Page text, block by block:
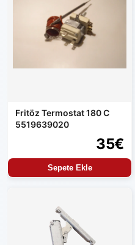
Fritöz Termostat 180 C
5519639020
35€
Sepete Ekle